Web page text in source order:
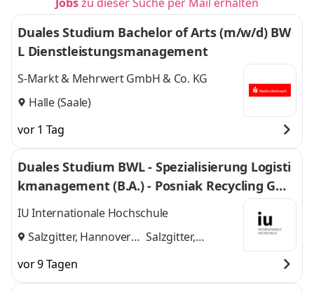
Duales Studium Bachelor of Arts (m/w/d) BW
L Dienstleistungsmanagement
S-Markt & Mehrwert GmbH & Co. KG
Halle (Saale)
vor 1 Tag
Duales Studium BWL - Spezialisierung Logisti
kmanagement (B.A.) - Posniak Recycling Gmb
H
IU Internationale Hochschule
Salzgitter, Hannover
Salzgitter,
vor 9 Tagen